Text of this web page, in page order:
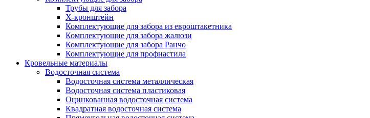
Трубы для забора
Х-кронштейн
Комплектующие для забора из евроштакетника
Комплектующие для забора жалюзи
Комплектующие для забора Ранчо
Комплектующие для профнастила
Кровельные материалы
Водосточная система
Водосточная система металлическая
Водосточная система пластиковая
Оцинкованная водосточная система
Квадратная водосточная система